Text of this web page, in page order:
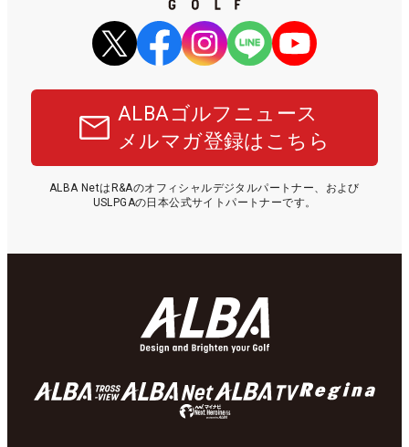
ALBAゴルフニュース
メルマガ登録はこちら
ALBA NetはR&Aのオフィシャルデジタルパートナー、および
USLPGAの日本公式サイトパートナーです。